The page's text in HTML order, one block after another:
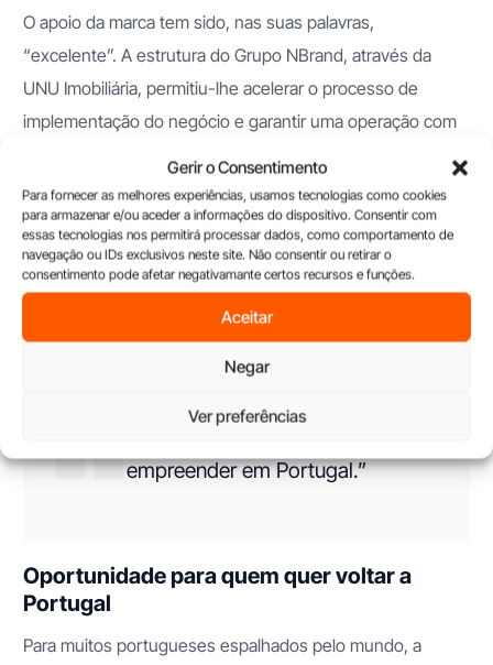
Gerir o Consentimento
Para fornecer as melhores experiências, usamos tecnologias como cookies
para armazenar e/ou aceder a informações do dispositivo. Consentir com
essas tecnologias nos permitirá processar dados, como comportamento de
navegação ou IDs exclusivos neste site. Não consentir ou retirar o
consentimento pode afetar negativamante certos recursos e funções.
Aceitar
Negar
Ver preferências
O apoio da marca tem sido, nas suas palavras,
“excelente”. A estrutura do Grupo NBrand, através da
UNU Imobiliária, permitiu-lhe acelerar o processo de
implementação do negócio e garantir uma operação com
A mensagem que deixa a outros emigrantes portugueses
é clara e direta:
“Confiem. O regresso é sempre
muito mais fácil do que a
partida. E o franchising é, sem
empreender em Portugal.”
Oportunidade para quem quer voltar a
Portugal
Para muitos portugueses espalhados pelo mundo, a